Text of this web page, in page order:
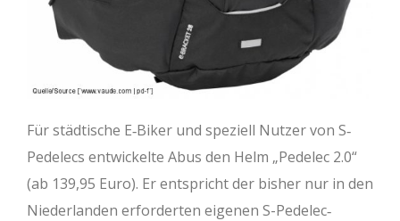
Für städtische E‐Biker und speziell Nutzer von S‐
Pedelecs entwickelte Abus den Helm „Pedelec 2.0“
(ab 139,95 Euro). Er entspricht der bisher nur in den
Niederlanden erforderten eigenen S-Pedelec‐